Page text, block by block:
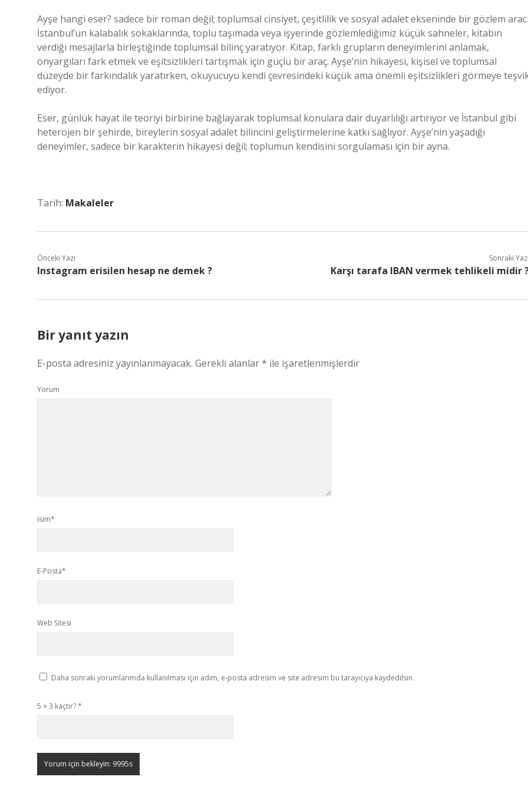
Ayşe hangi eser? sadece bir roman değil; toplumsal cinsiyet, çeşitlilik ve sosyal adalet ekseninde bir gözlem
İstanbul’un kalabalık sokaklarında, toplu taşımada veya işyerinde gözlemlediğimiz küçük sahneler, kitabın
verdiği mesajlarla birleştiğinde toplumsal bilinç yaratıyor. Kitap, farklı grupların deneyimlerini anlamak,
önyargıları fark etmek ve eşitsizlikleri tartışmak için güçlü bir araç. Ayşe’nin hikayesi, kişisel ve toplumsal
düzeyde bir farkındalık yaratırken, okuyucuyu kendi çevresindeki küçük ama önemli eşitsizlikleri görmeye
ediyor.
Eser, günlük hayat ile teoriyi birbirine bağlayarak toplumsal konulara dair duyarlılığı artırıyor ve İstanbul gibi
heterojen bir şehirde, bireylerin sosyal adalet bilincini geliştirmelerine katkı sağlıyor. Ayşe’nin yaşadığı
deneyimler, sadece bir karakterin hikayesi değil; toplumun kendisini sorgulaması için bir ayna.
Tarih: Makaleler
Önceki Yazı
Instagram erisilen hesap ne demek ?
Sonraki Yazı
Karşı tarafa IBAN vermek tehlikeli midir
Bir yanıt yazın
E-posta adresiniz yayınlanmayacak. Gerekli alanlar* ile işaretlenmişlerdir
Yorum
İsim*
E-Posta*
Web Sitesi
Daha sonraki yorumlarımda kullanılması için adım, e-posta adresim ve site adresim bu tarayıcıya kaydedilsin.
5 + 3 kaçtır?*